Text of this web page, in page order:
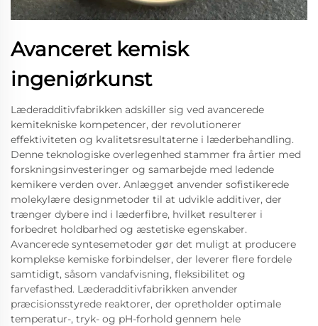
Avanceret kemisk
ingeniørkunst
Læderadditivfabrikken adskiller sig ved avancerede
kemitekniske kompetencer, der revolutionerer
effektiviteten og kvalitetsresultaterne i læderbehandling.
Denne teknologiske overlegenhed stammer fra årtier med
forskningsinvesteringer og samarbejde med ledende
kemikere verden over. Anlægget anvender sofistikerede
molekylære designmetoder til at udvikle additiver, der
trænger dybere ind i læderfibre, hvilket resulterer i
forbedret holdbarhed og æstetiske egenskaber.
Avancerede syntesemetoder gør det muligt at producere
komplekse kemiske forbindelser, der leverer flere fordele
samtidigt, såsom vandafvisning, fleksibilitet og
farvefasthed. Læderadditivfabrikken anvender
præcisionsstyrede reaktorer, der opretholder optimale
temperatur-, tryk- og pH-forhold gennem hele